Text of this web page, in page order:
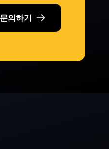
문의하기